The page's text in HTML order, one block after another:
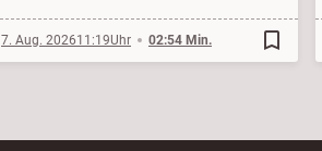
7. Aug. 202611:19 02:54 Min. bookmark_border